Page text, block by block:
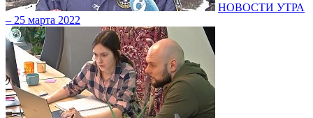
НОВОСТИ УТРА
– 25 марта 2022